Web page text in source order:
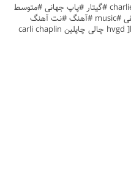
#چارلی چاپلین #charlie chaplin #گیتار #پاپ جهانی #متوسط
#نت #sheet #ملودی #melody #موسیقی #music #آهنگ #نت آهنگ
#دانلود #دانلود نت ]hvgd ]h\gdk kj nhkg,n kj چالی چاپلین carli chaplin